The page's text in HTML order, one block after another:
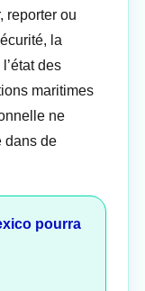
reporter ou
la
des
maritimes
ne
dans de
pourra